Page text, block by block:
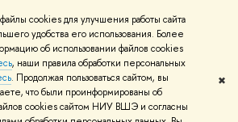
cookies для улучшения работы сайта
удобства его использования. Более
об использовании файлов cookies
, наши правила обработки персональных
. Продолжая пользоваться сайтом, вы
что были проинформированы об
cookies сайтом НИУ ВШЭ и согласны
✖
возможностями здоровья
Адреса и контакты Условия использования